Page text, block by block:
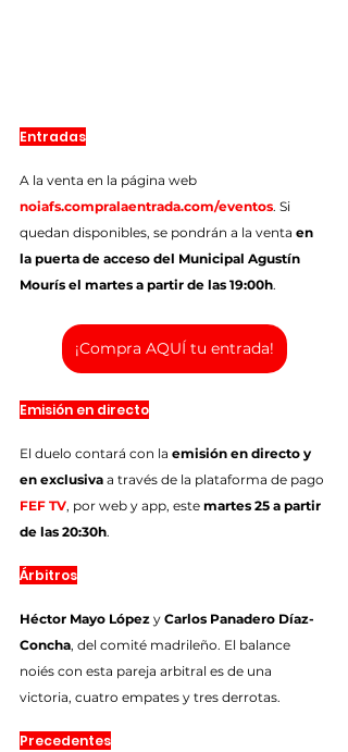
Entradas
A la venta en la página web
noiafs.compralaentrada.com/eventos. Si
quedan disponibles, se pondrán a la venta en
la puerta de acceso del Municipal Agustín
Mourís el martes a partir de las 19:00h.
¡Compra AQUÍ tu entrada!
Emisión en directo
El duelo contará con la emisión en directo y
en exclusiva a través de la plataforma de pago
FEF TV, por web y app, este martes 25 a partir
de las 20:30h.
Árbitros
Héctor Mayo López y Carlos Panadero Díaz-
Concha, del comité madrileño. El balance
noiés con esta pareja arbitral es de una
victoria, cuatro empates y tres derrotas.
Precedentes